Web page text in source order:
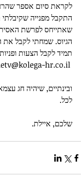
לקראת סיום אספר
התקבל מפנייה
שאתייחס לפרשת
הגיוס. שמחתי לקבל
תמיד לקבל הצעות
ובינתיים, שיהיה חג
לכל.
שלכם, איילת.